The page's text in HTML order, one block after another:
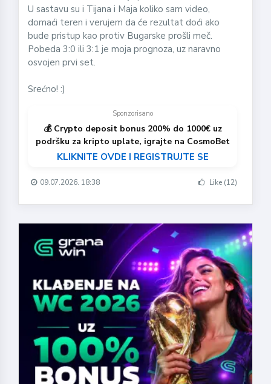
U sastavu su i Tijana i Maja koliko sam video,
domaći teren i verujem da će rezultat doći ako
bude pristup kao protiv Bugarske prošli meč.
Pobeda 3:0 ili 3:1 je moja prognoza, uz naravno
osvojen prvi set.
Srećno! :)
Sponzorisano
💰 Crypto deposit bonus 200% do 1000€ uz
podršku za kripto uplate, igrajte na CosmoBet
KLIKNITE OVDE I REGISTRUJTE SE
09.07.2026. 18:38 Like (12)